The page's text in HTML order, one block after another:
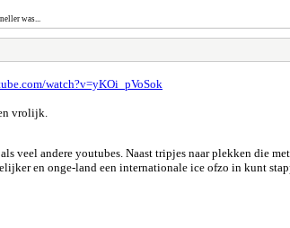
was...
watch?v=yKOi_pVoSok
vrolijk.
veel andere youtubes. Naast tripjes naar plekken die
en onge-land een internationale ice ofzo in kunt